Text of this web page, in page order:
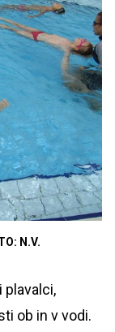
N.V.
plavalci,
ob in v vodi.